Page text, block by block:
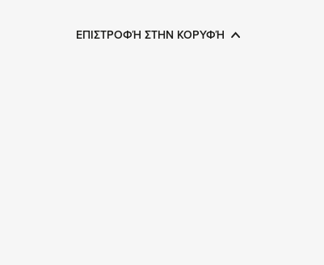
ΕΠΙΣΤΡΟΦΉ ΣΤΗΝ ΚΟΡΥΦΉ